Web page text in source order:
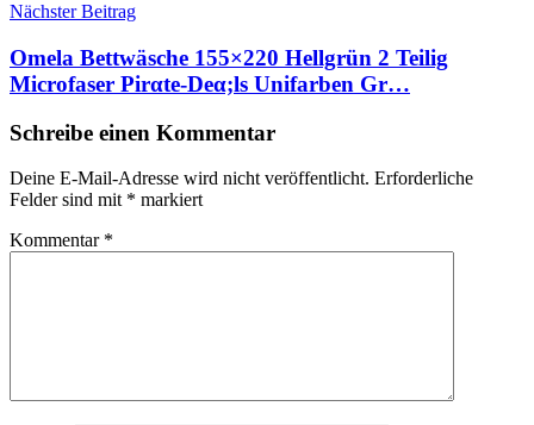
Nächster Beitrag
Omela Bettwäsche 155×220 Hellgrün 2 Teilig
Microfaser Pirαtе-Dеα;ls Unifarben Gr…
Schreibe einen Kommentar
Deine E-Mail-Adresse wird nicht veröffentlicht. Erforderliche
Felder sind mit * markiert
Kommentar *